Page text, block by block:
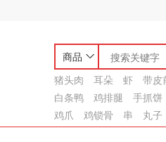
商品
猪头肉
耳朵 虾
带皮
白条鸭
鸡排腿
手抓饼
鸡爪
鸡锁骨 串 丸子